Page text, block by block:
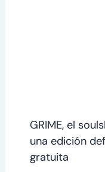
GRIME, el
una edición
gratuita